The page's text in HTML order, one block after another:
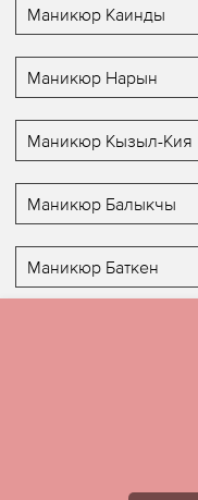
Маникюр Каинды
Маникюр Нарын
Маникюр Кызыл-Кия
Маникюр Балыкчы
Маникюр Баткен